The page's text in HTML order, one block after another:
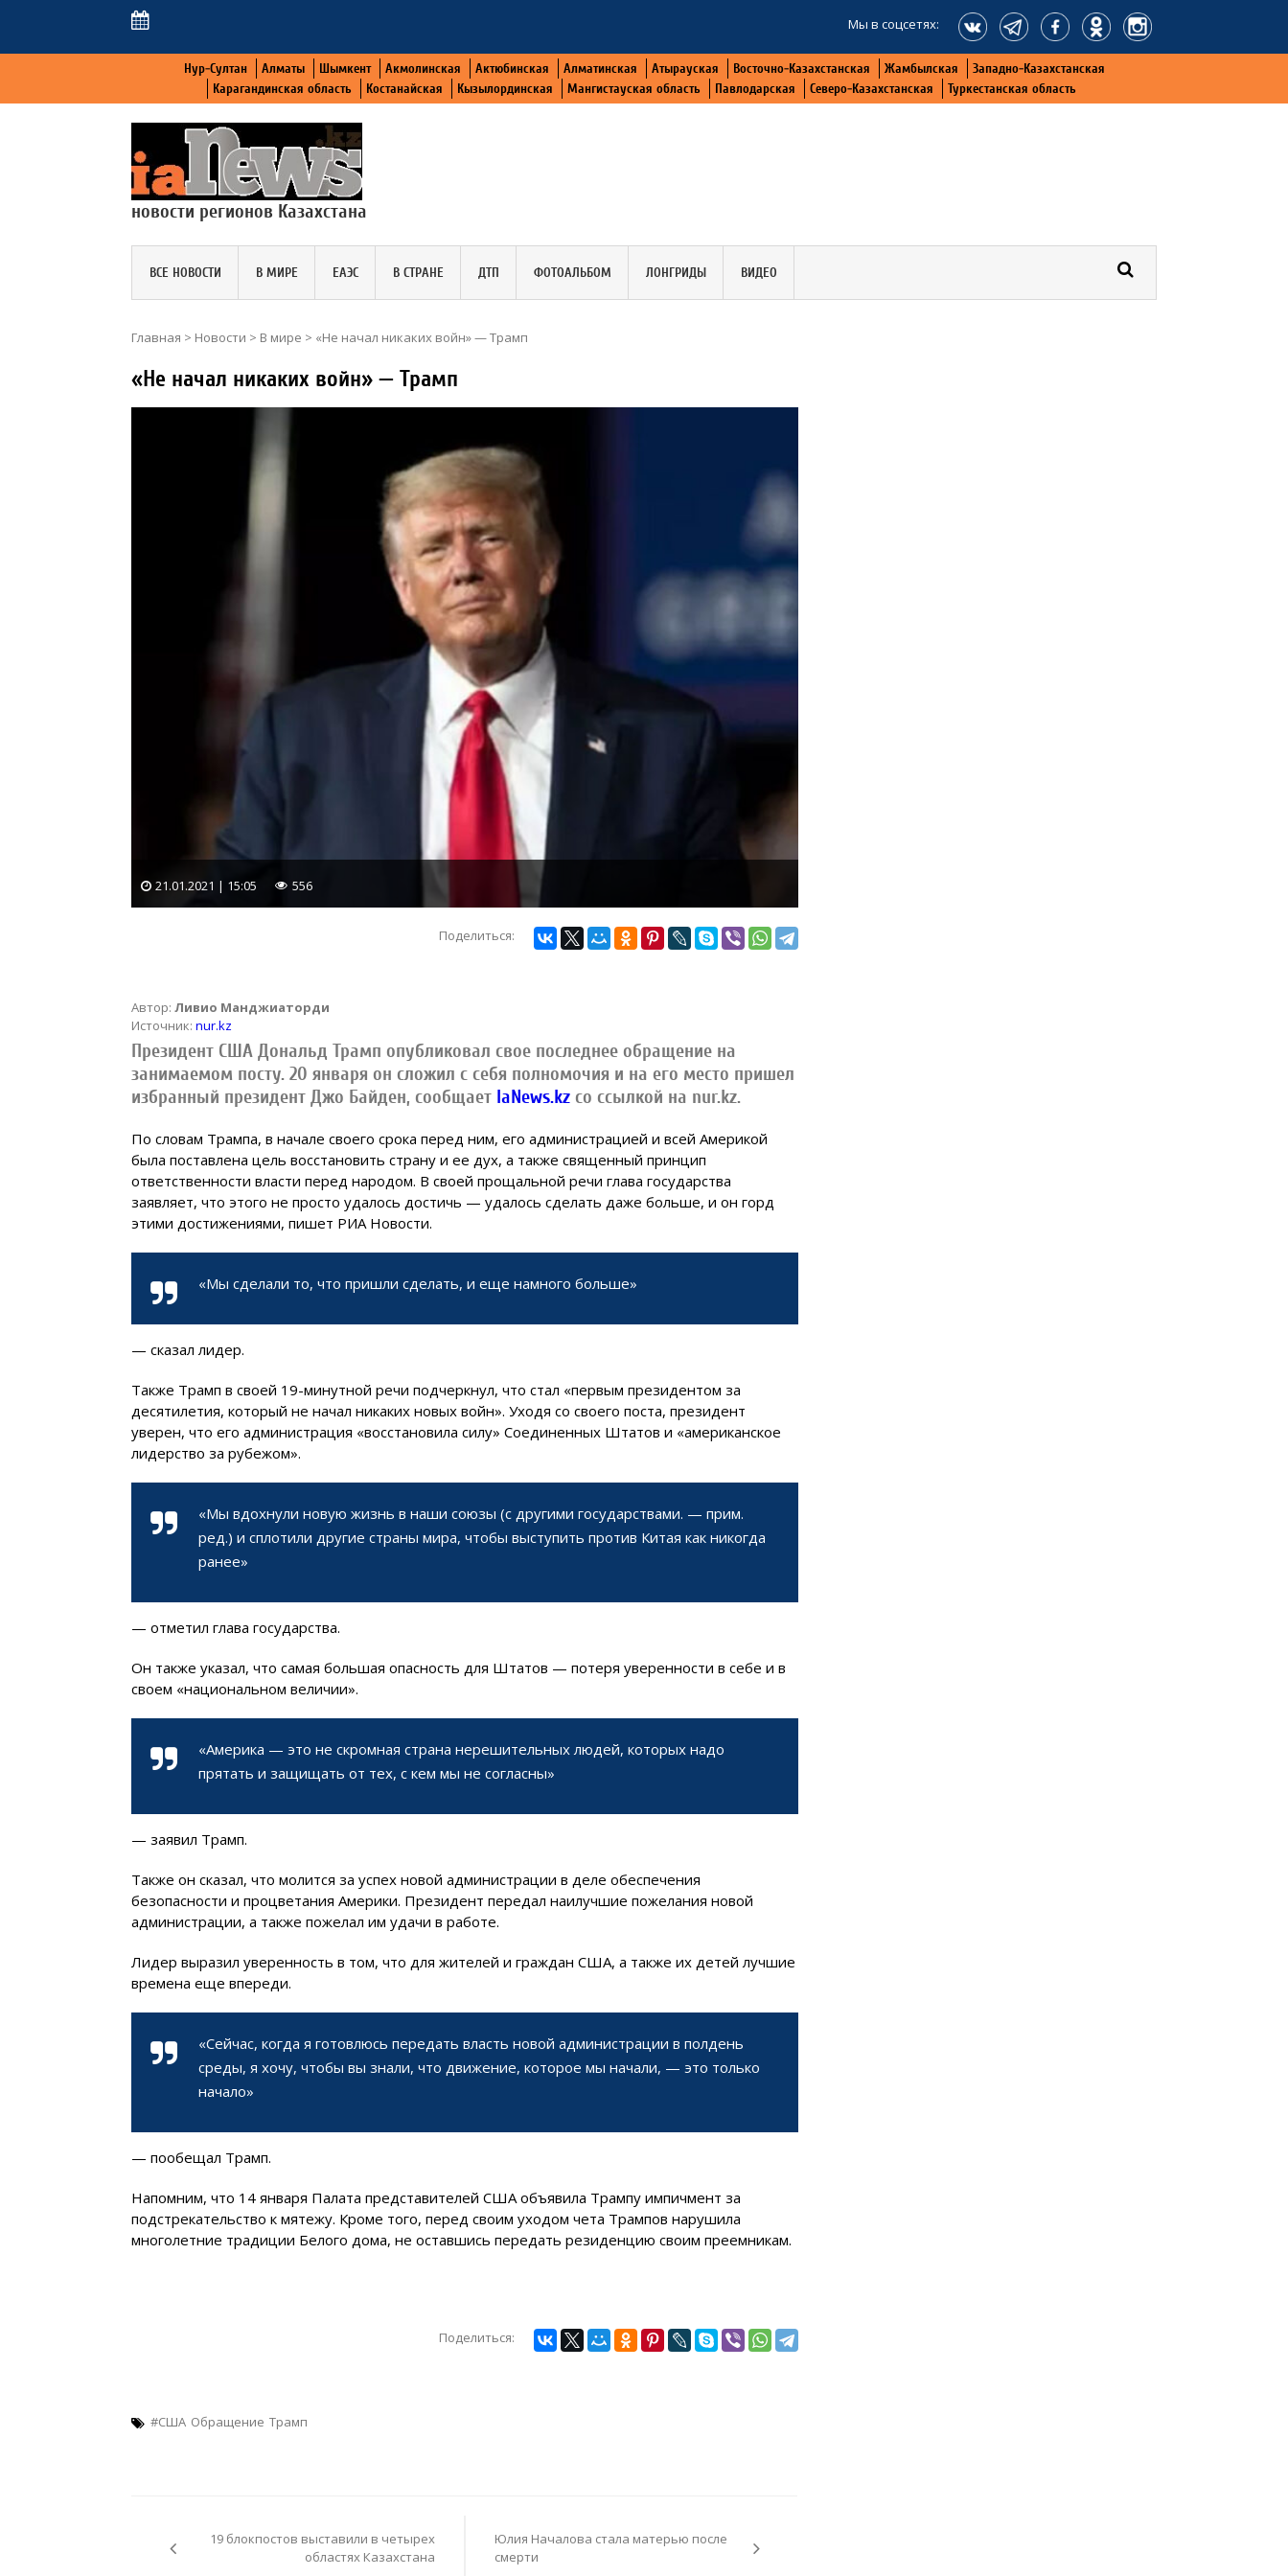
Мы в соцсетях:
Нур-Султан Алматы Шымкент Акмолинская Актюбинская Алматинская Атырауская Восточно-Казахстанская Жамбылская
Западно-Казахстанская
Карагандинская область
Костанайская Кызылординская Мангистауская область Павлодарская Северо-Казахстанская Туркестанская область
новости регионов Казахстана
ВСЕ НОВОСТИ В МИРЕ ЕАЭС В СТРАНЕ ДТП ФОТОАЛЬБОМ ЛОНГРИДЫ ВИДЕО
Главная > Новости > В мире > «Не начал никаких войн» — Трамп
«Не начал никаких войн» — Трамп
21.01.2021 | 15:05 556
Поделиться:
Автор: Ливио Манджиаторди
Источник: nur.kz
Президент США Дональд Трамп опубликовал свое последнее обращение на
занимаемом посту. 20 января он сложил с себя полномочия и на его место пришел
избранный президент Джо Байден, сообщает IaNews.kz со ссылкой на nur.kz.
По словам Трампа, в начале своего срока перед ним, его администрацией и всей Америкой
была поставлена цель восстановить страну и ее дух, а также священный принцип
ответственности власти перед народом. В своей прощальной речи глава государства
заявляет, что этого не просто удалось достичь — удалось сделать даже больше, и он горд
этими достижениями, пишет РИА Новости.
«Мы сделали то, что пришли сделать, и еще намного больше»
— сказал лидер.
Также Трамп в своей 19-минутной речи подчеркнул, что стал «первым президентом за
десятилетия, который не начал никаких новых войн». Уходя со своего поста, президент
уверен, что его администрация «восстановила силу» Соединенных Штатов и «американское
лидерство за рубежом».
«Мы вдохнули новую жизнь в наши союзы (с другими государствами. — прим.
ред.) и сплотили другие страны мира, чтобы выступить против Китая как никогда
ранее»
— отметил глава государства.
Он также указал, что самая большая опасность для Штатов — потеря уверенности в себе и в
своем «национальном величии».
«Америка — это не скромная страна нерешительных людей, которых надо
прятать и защищать от тех, с кем мы не согласны»
— заявил Трамп.
Также он сказал, что молится за успех новой администрации в деле обеспечения
безопасности и процветания Америки. Президент передал наилучшие пожелания новой
администрации, а также пожелал им удачи в работе.
Лидер выразил уверенность в том, что для жителей и граждан США, а также их детей лучшие
времена еще впереди.
«Сейчас, когда я готовлюсь передать власть новой администрации в полдень
среды, я хочу, чтобы вы знали, что движение, которое мы начали, — это только
начало»
— пообещал Трамп.
Напомним, что 14 января Палата представителей США объявила Трампу импичмент за
подстрекательство к мятежу. Кроме того, перед своим уходом чета Трампов нарушила
многолетние традиции Белого дома, не оставшись передать резиденцию своим преемникам.
Поделиться:
#США Обращение Трамп
записям
19 блокпостов выставили в четырех
областях Казахстана
Юлия Началова стала матерью после
смерти